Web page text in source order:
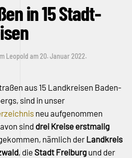
in 15 Stadt-
Leopold am20. Januar 2022.
aus 15 Landkreisen Baden-
sind in unser
neu aufgenommen
sind drei Kreise erstmalig
nämlich der Landkreis
, die Stadt Freiburg und der